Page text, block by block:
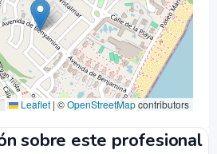
Leaflet | ©OpenStreetMapcontributors
sobre este profesional